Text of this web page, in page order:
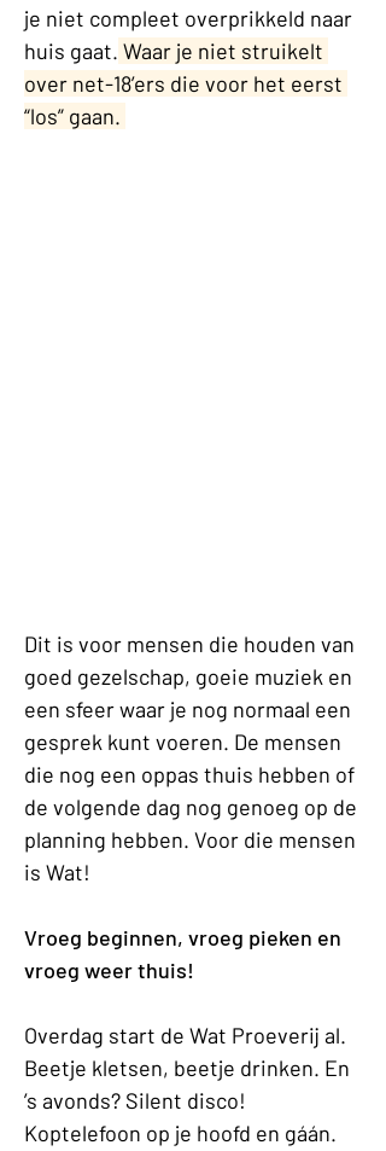
je niet compleet overprikkeld naar
huis gaat. Waar je niet struikelt
over net-18’ers die voor het eerst
“los” gaan.
Dit is voor mensen die houden van
goed gezelschap, goeie muziek en
een sfeer waar je nog normaal een
gesprek kunt voeren. De mensen
die nog een oppas thuis hebben of
de volgende dag nog genoeg op de
planning hebben. Voor die mensen
is Wat!
Vroeg beginnen, vroeg pieken en
vroeg weer thuis!
Overdag start de Wat Proeverij al.
Beetje kletsen, beetje drinken. En
’s avonds? Silent disco!
Koptelefoon op je hoofd en gáán.